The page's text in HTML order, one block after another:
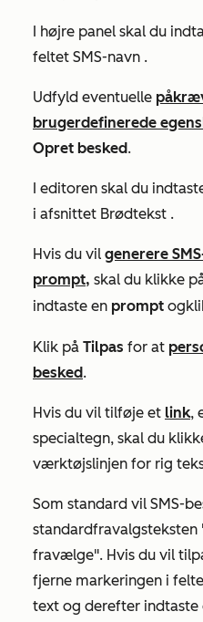
I højre panel skal du
feltet SMS-navn .
Udfyld eventuelle
brugerdefinerede
Opret besked.
I editoren skal du
i afsnittet Brødtekst .
Hvis du vil generere
prompt, skal du klikke
indtaste en prompt og
Klik på Tilpas for at
besked.
Hvis du vil tilføje et link,
specialtegn, skal du
værktøjslinjen for rig
Som standard vil SMS-
standardfravalgsteksten
fravælge". Hvis du vil
fjerne markeringen i
text og derefter indtaste